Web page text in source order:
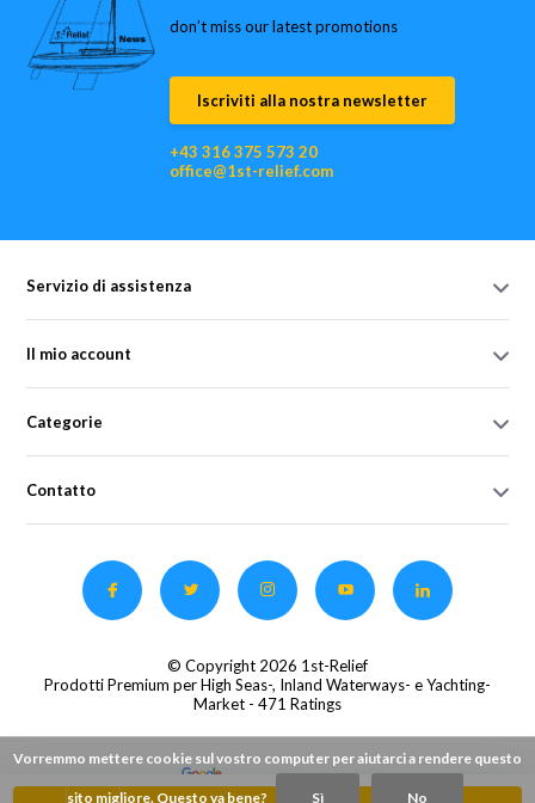
don’t miss our latest promotions
Iscriviti alla nostra newsletter
+43 316 375 573 20
office@1st-relief.com
Servizio di assistenza
Il mio account
Categorie
Contatto
© Copyright 2026 1st-Relief
Prodotti Premium per High Seas-, Inland Waterways- e Yachting-
Market - 471 Ratings
Vorremmo mettere cookie sul vostro computer per aiutarci a rendere questo
sito migliore. Questo va bene? Sì No